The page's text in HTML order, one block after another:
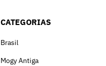
CATEGORIAS
Brasil
Mogy Antiga